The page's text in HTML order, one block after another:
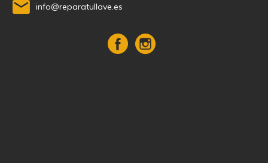
info@reparatullave.es